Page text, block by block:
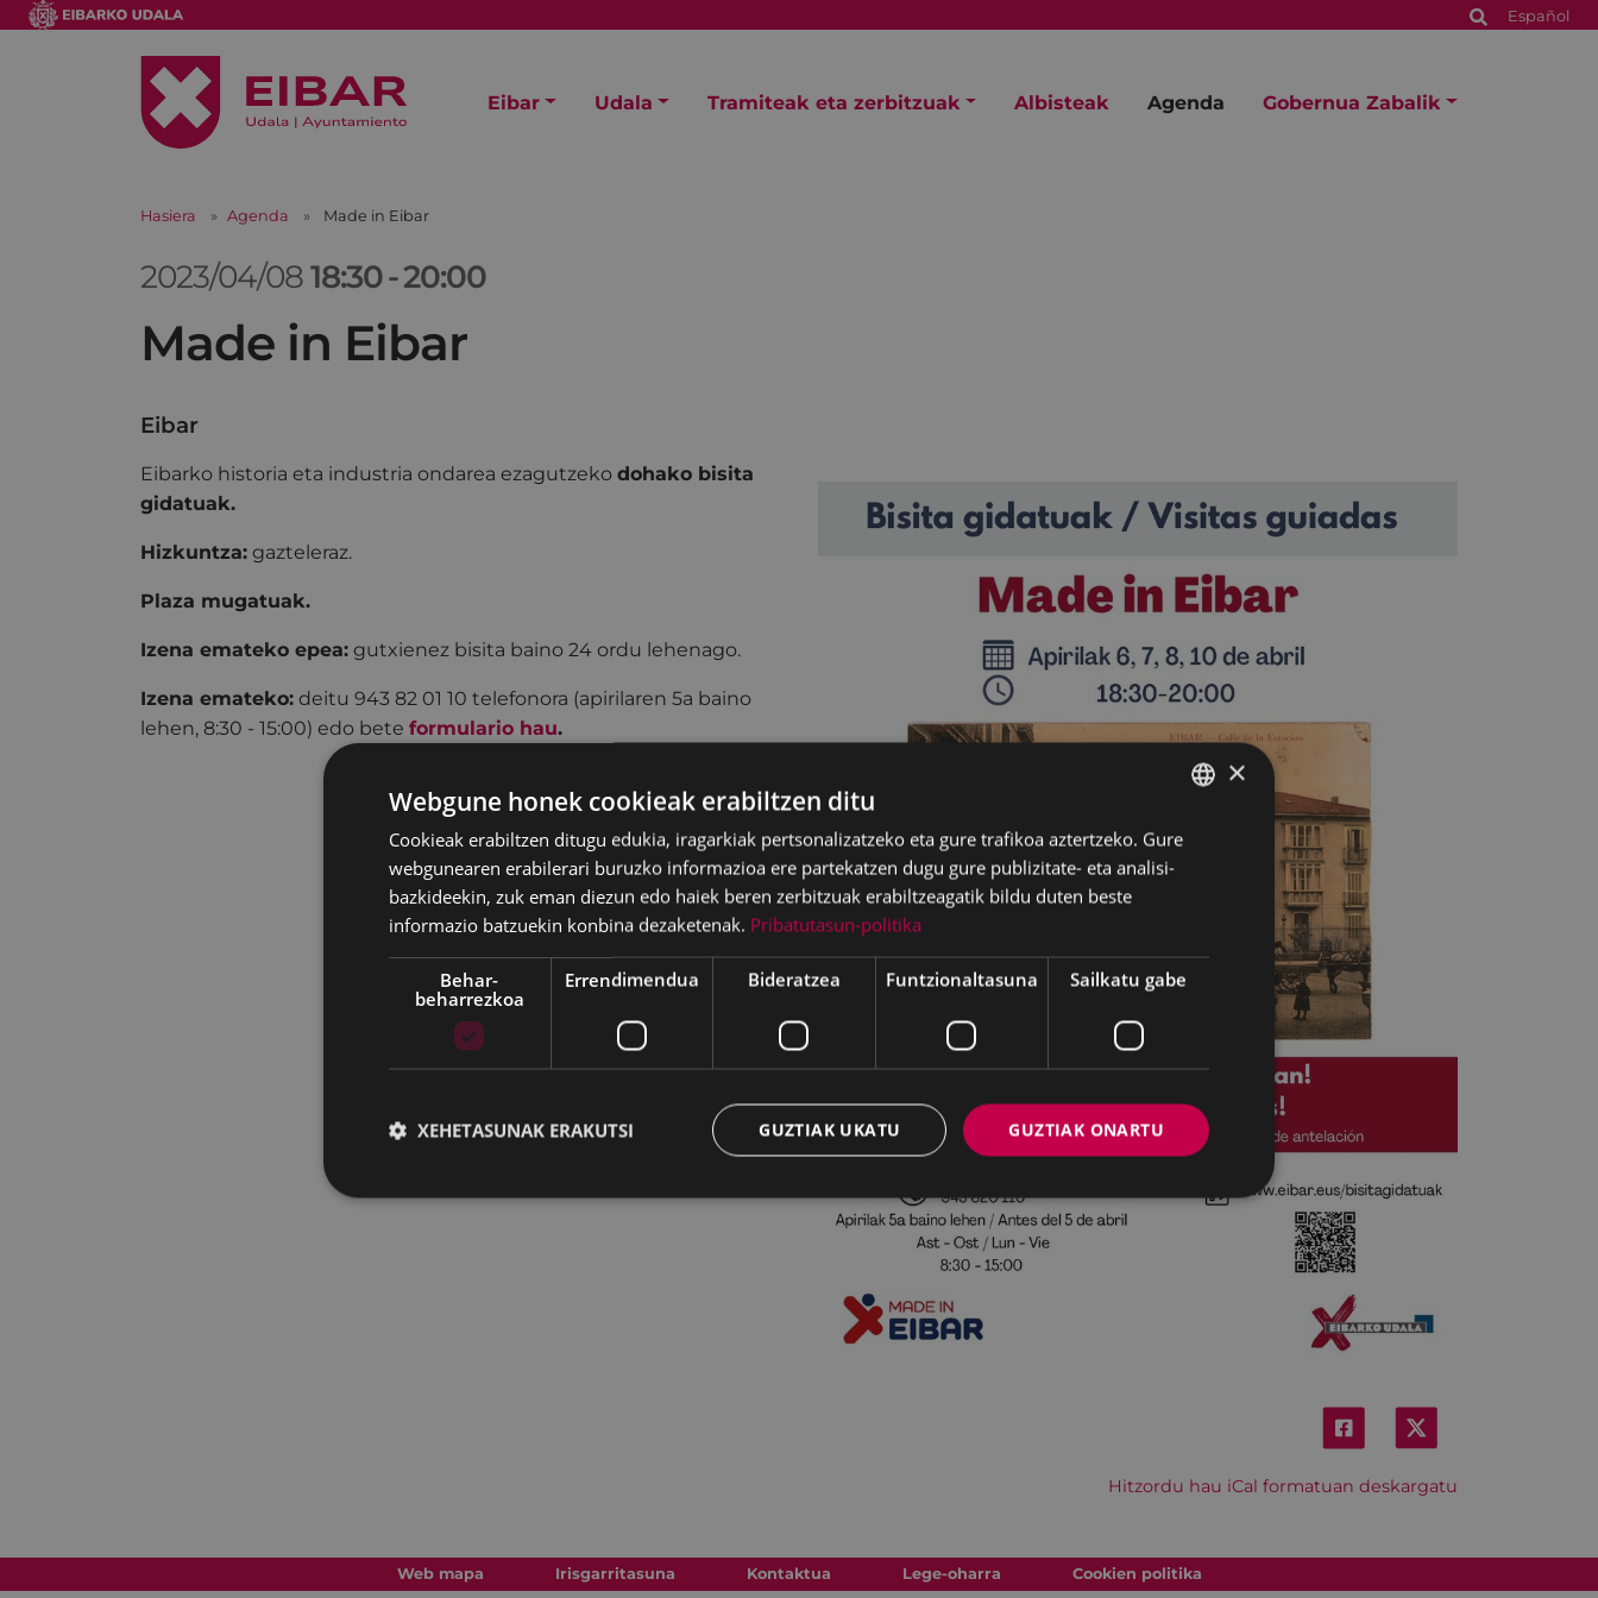
Español
Eibar Udala Tramiteak eta zerbitzuak Albisteak Agenda Gobernua Zabalik
Hasiera Agenda Made in Eibar
2023/04/0818:30-20:00
Made in Eibar
Eibar
Hitzordu hau iCal formatuan deskargatu
Eibarko historia eta industria ondarea ezagutzeko dohako bisita
gidatuak.
Hizkuntza: gazteleraz.
Plaza mugatuak.
Izena emateko epea: gutxienez bisita baino 24 ordu lehenago.
Izena emateko: deitu 943 82 01 10 telefonora (apirilaren 5a baino
lehen, 8:30 - 15:00) edo bete formulario hau.
Web mapa Irisgarritasuna Kontaktua Lege-oharra Cookien politika
BASQUE
SPANISH
×
Webgune honek cookieak erabiltzen ditu
Cookieak erabiltzen ditugu edukia, iragarkiak pertsonalizatzeko eta gure trafikoa aztertzeko. Gure
webgunearen erabilerari buruzko informazioa ere partekatzen dugu gure publizitate- eta analisi-
bazkideekin, zuk eman diezun edo haiek beren zerbitzuak erabiltzeagatik bildu duten beste
informazio batzuekin konbina dezaketenak. Pribatutasun-politika
Behar-
beharrezkoa
Errendimendua Bideratzea Funtzionaltasuna Sailkatu gabe
GUZTIAK ONARTU
GUZTIAK UKATU
XEHETASUNAK ERAKUTSI